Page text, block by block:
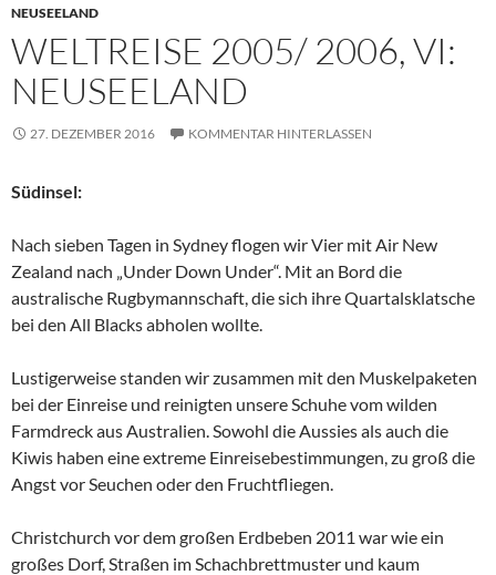
NEUSEELAND
WELTREISE 2005/ 2006, VI:
NEUSEELAND
27. DEZEMBER 2016 KOMMENTAR HINTERLASSEN
Südinsel:
Nach sieben Tagen in Sydney flogen wir Vier mit Air New
Zealand nach „Under Down Under“. Mit an Bord die
australische Rugbymannschaft, die sich ihre Quartalsklatsche
bei den All Blacks abholen wollte.
Lustigerweise standen wir zusammen mit den Muskelpaketen
bei der Einreise und reinigten unsere Schuhe vom wilden
Farmdreck aus Australien. Sowohl die Aussies als auch die
Kiwis haben eine extreme Einreisebestimmungen, zu groß die
Angst vor Seuchen oder den Fruchtfliegen.
Christchurch vor dem großen Erdbeben 2011 war wie ein
großes Dorf, Straßen im Schachbrettmuster und kaum